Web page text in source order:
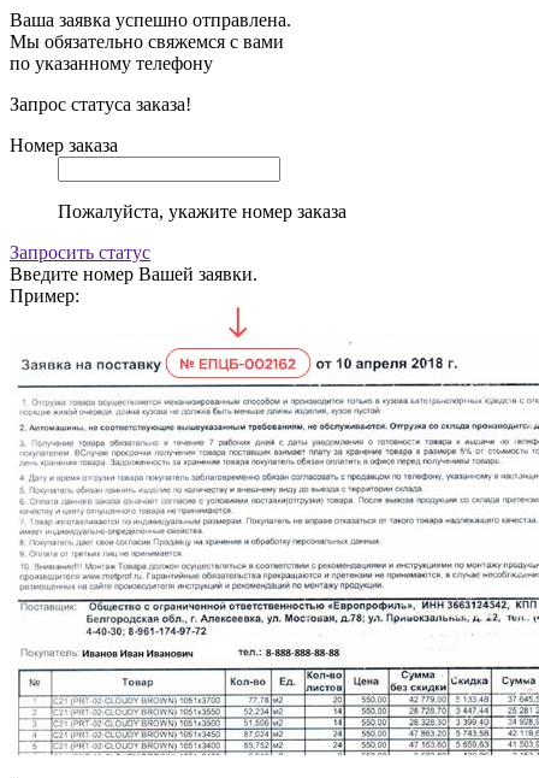
Ваша заявка успешно отправлена.
Мы обязательно свяжемся с вами
по указанному телефону
Запрос статуса заказа!
Номер заказа
Пожалуйста, укажите номер заказа
Запросить статус
Введите номер Вашей заявки.
Пример: